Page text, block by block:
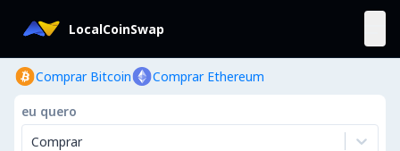
LocalCoinSwap
Comprar Bitcoin Comprar Ethereum
eu quero
Comprar